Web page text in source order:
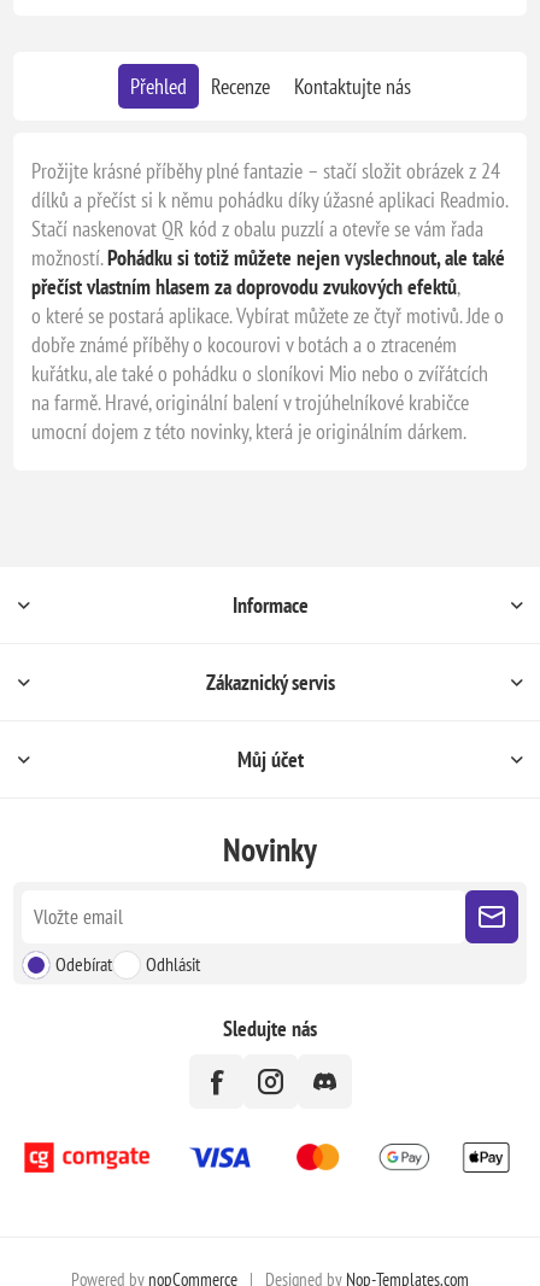
Přehled Recenze Kontaktujte nás
Prožijte krásné příběhy plné fantazie – stačí složit obrázek z 24
dílků a přečíst si k němu pohádku díky úžasné aplikaci Readmio.
Stačí naskenovat QR kód z obalu puzzlí a otevře se vám řada
možností.Pohádku si totiž můžete nejen vyslechnout, ale také
přečíst vlastním hlasem za doprovodu zvukových efektů,
o které se postará aplikace. Vybírat můžete ze čtyř motivů. Jde o
dobře známé příběhy o kocourovi v botách a o ztraceném
kuřátku, ale také o pohádku o sloníkovi Mio nebo o zvířátcích
na farmě. Hravé, originální balení v trojúhelníkové krabičce
umocní dojem z této novinky, která je originálním dárkem.
Informace
Zákaznický servis
Můj účet
Novinky
Odebírat Odhlásit
Sledujte nás
Powered by nopCommerce | Designed by Nop-Templates.com